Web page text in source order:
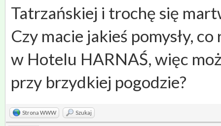
Tatrzańskiej i trochę się
Czy macie jakieś pomysły,
w Hotelu HARNAŚ, więc
przy brzydkiej pogodzie?
Strona WWW Szukaj